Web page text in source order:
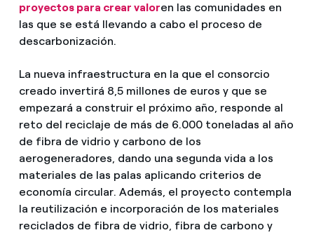
proyectos para crear valoren las comunidades en
las que se está llevando a cabo el proceso de
descarbonización.
La nueva infraestructura en la que el consorcio
creado invertirá 8,5 millones de euros y que se
empezará a construir el próximo año, responde al
reto del reciclaje de más de 6.000 toneladas al año
de fibra de vidrio y carbono de los
aerogeneradores, dando una segunda vida a los
materiales de las palas aplicando criterios de
economía circular. Además, el proyecto contempla
la reutilización e incorporación de los materiales
reciclados de fibra de vidrio, fibra de carbono y